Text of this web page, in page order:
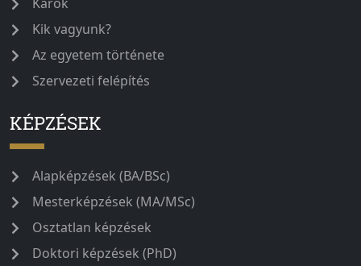
Kik vagyunk?
Az egyetem története
Szervezeti felépítés
KÉPZÉSEK
Alapképzések (BA/BSc)
Mesterképzések (MA/MSc)
Osztatlan képzések
Doktori képzések (PhD)